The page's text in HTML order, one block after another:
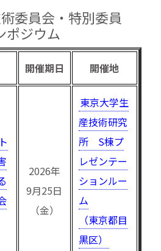
委員会・特別委員
ジウム
開催期日 開催地
2026年
9月25日
（金）
東京大学生
産技術研究
所 S棟プ
レゼンテー
ションルー
ム
（東京都目
黒区）